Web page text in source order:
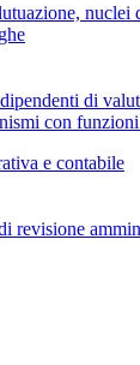
nuclei
di
con
e contabile
revisione